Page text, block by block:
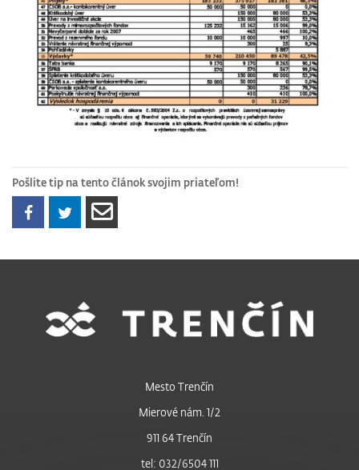
Pošlite tip na tento článok svojim priateľom!
Mesto Trenčín
Mierové nám. 1/2
911 64 Trenčín
tel: 032/6504 111